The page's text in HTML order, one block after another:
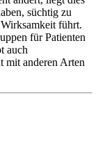
süchtig zu
führt.
für Patienten
auch
mit anderen Arten